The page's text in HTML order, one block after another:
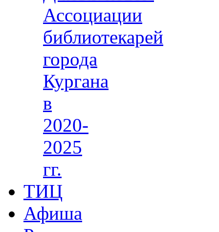
Ассоциации
библиотекарей
города
Кургана
в
2020-
2025
гг.
ТИЦ
Афиша